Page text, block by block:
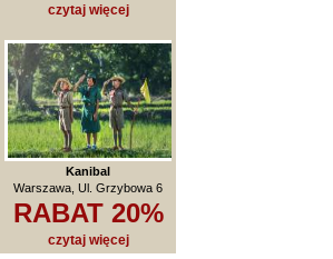
czytaj więcej
Kanibal
Warszawa, Ul. Grzybowa 6
RABAT 20%
czytaj więcej